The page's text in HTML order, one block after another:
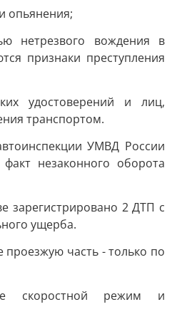
опьянения;
нетрезвого вождения в
признаки преступления
удостоверений и лиц,
транспортом.
УМВД России
незаконного оборота
зарегистрировано 2 ДТП с
ущерба.
проезжую часть - только по
скоростной режим и